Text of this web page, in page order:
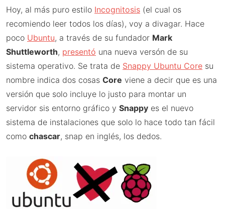
Hoy, al más puro estilo Incognitosis (el cual os
recomiendo leer todos los días), voy a divagar. Hace
poco Ubuntu, a través de su fundador Mark
Shuttleworth, presentó una nueva versón de su
sistema operativo. Se trata de Snappy Ubuntu Core su
nombre indica dos cosas Core viene a decir que es una
versión que solo incluye lo justo para montar un
servidor sis entorno gráfico y Snappy es el nuevo
sistema de instalaciones que solo lo hace todo tan fácil
como chascar, snap en inglés, los dedos.